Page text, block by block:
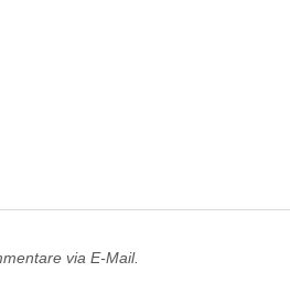
via E-Mail.